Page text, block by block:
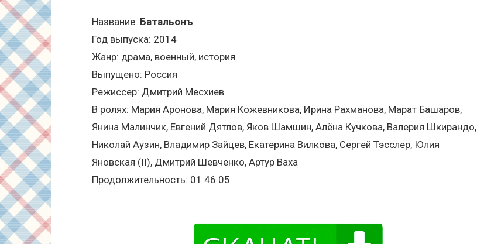
Название: Батальонъ
Год выпуска: 2014
Жанр: драма, военный, история
Выпущено: Россия
Режиссер: Дмитрий Месхиев
В ролях: Мария Аронова, Мария Кожевникова, Ирина Рахманова, Марат Башаров,
Янина Малинчик, Евгений Дятлов, Яков Шамшин, Алёна Кучкова, Валерия Шкирандо,
Николай Аузин, Владимир Зайцев, Екатерина Вилкова, Сергей Тэсслер, Юлия
Яновская (II), Дмитрий Шевченко, Артур Ваха
Продолжительность: 01:46:05